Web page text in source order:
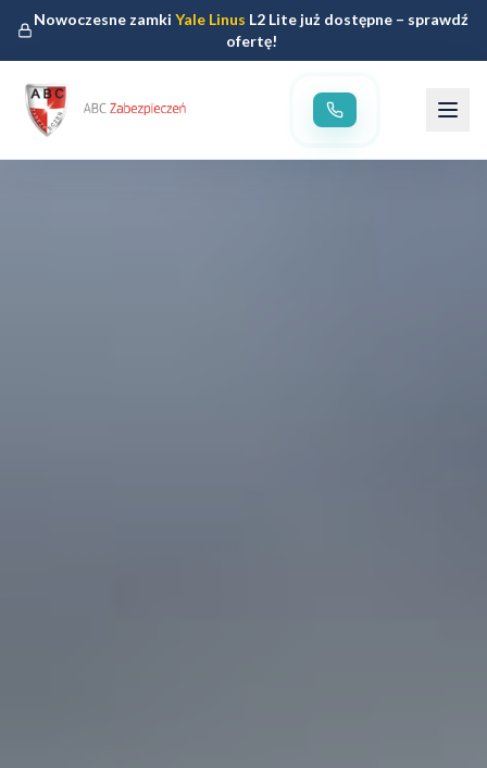
Nowoczesne zamkiYale Linus L2 Lite już dostępne – sprawdź
ofertę!